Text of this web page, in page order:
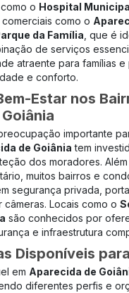
o Hospital
comerciais como o
da Família , que é
de serviços
atraente para famílias e
e conforto.
Estar nos
importante
de Goiânia tem
dos moradores.
muitos bairros e
segurança privada,
Locais como o
são conhecidos por
e infraestrutura
Disponíveis
em Aparecida de
diferentes perfis e